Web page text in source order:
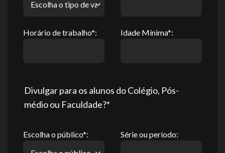
Horário de trabalho*: Idade Mínima*:
Divulgar para os alunos do Colégio, Pós-
médio ou Faculdade?*
Escolha o público*: Série ou período: